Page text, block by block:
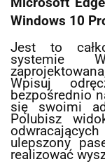
Windows 10
Jest to
systemie
Wpisuj
bezpośrednio
się swoimi
Polubisz
ulepszony
realizować